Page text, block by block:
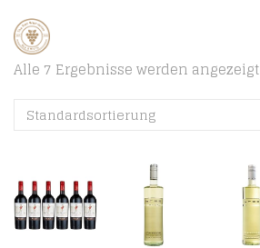
Alle 7 Ergebnisse werden angezeigt
Standardsortierung